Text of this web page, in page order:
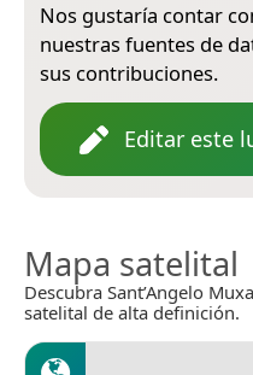
Nos gustaría contar
nuestras fuentes de
sus contribuciones.
Editar este
Mapa satelital
Descubra Sant’Angelo
satelital de alta definición.